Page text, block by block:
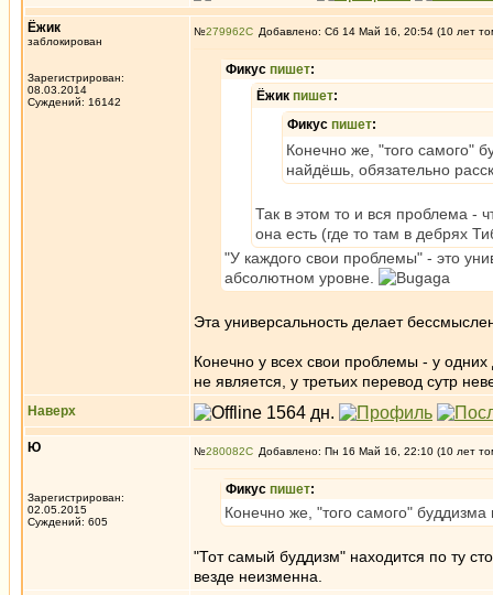
Ёжик
заблокирован
Зарегистрирован:
08.03.2014
Суждений: 16142
№279962 Добавлено: Сб 14 Май 16, 20:54 (10 лет
Фикус пишет:
Ёжик пишет:
Фикус пишет:
Конечно же, "того самого"
найдёшь, обязательно
Так в этом то и вся проблема -
она есть (где то там в дебрях
"У каждого свои проблемы" - это
абсолютном уровне.
Эта универсальность делает
Конечно у всех свои проблемы - у
не является, у третьих перевод сутр
Наверх
Ю
Зарегистрирован:
02.05.2015
Суждений: 605
№280082 Добавлено: Пн 16 Май 16, 22:10 (10 лет
Фикус пишет:
Конечно же, "того самого" буддизма
"Тот самый буддизм" находится по ту
везде неизменна.